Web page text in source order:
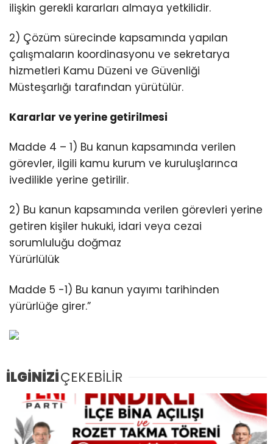
ilişkin gerekli kararları almaya yetkilidir.
2) Çözüm sürecinde kapsamında yapılan
çalışmaların koordinasyonu ve sekretarya
hizmetleri Kamu Düzeni ve Güvenliği
Müsteşarlığı tarafından yürütülür.
Kararlar ve yerine getirilmesi
Madde 4 – 1) Bu kanun kapsamında verilen
görevler, ilgili kamu kurum ve kuruluşlarınca
ivedilikle yerine getirilir.
2) Bu kanun kapsamında verilen görevleri yerine
getiren kişiler hukuki, idari veya cezai
sorumluluğu doğmaz
Yürürlülük
Madde 5 -1) Bu kanun yayımı tarihinden
yürürlüğe girer.”
İLGİNİZİÇEKEBİLİR